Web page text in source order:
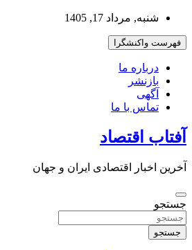
بروید
شنبه, مرداد 17, 1405
فهرست واکنشگرا
درباره ما
بازنشر
آگهی
تماس با ما
آفتاب اقتصاد
آخرین اخبار اقتصادی ایران و جهان
جستجو
جستجو